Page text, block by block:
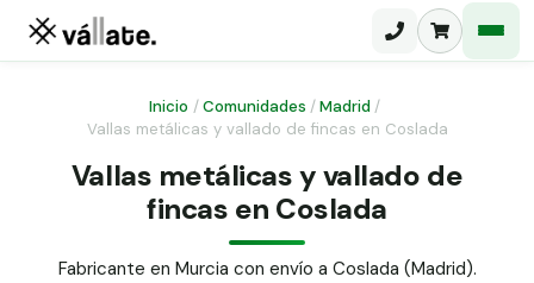
Malla ganadera
Malla simple torsión
Puerta abatible dos hojas
Puerta acceso peatonal
Inicio /Comunidades /Madrid /
Vallas metálicas y vallado de fincas en Coslada
Vallas metálicas y vallado de
fincas en Coslada
Fabricante en Murcia con envío a Coslada (Madrid).